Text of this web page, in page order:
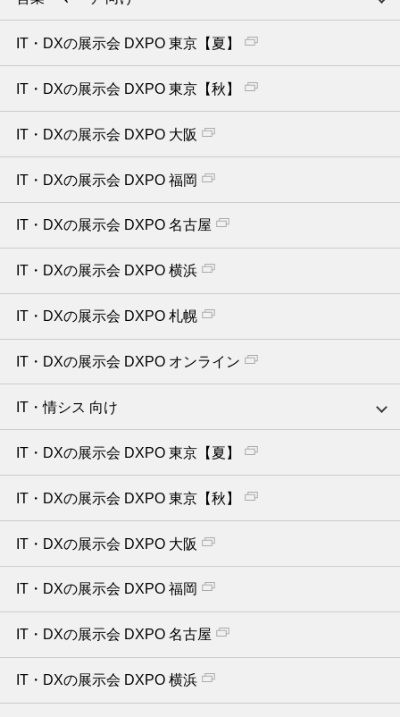
IT・DXの展示会 DXPO 東京【夏】
IT・DXの展示会 DXPO 東京【秋】
IT・DXの展示会 DXPO 大阪
IT・DXの展示会 DXPO 福岡
IT・DXの展示会 DXPO 名古屋
IT・DXの展示会 DXPO 横浜
IT・DXの展示会 DXPO 札幌
IT・DXの展示会 DXPO オンライン
IT・情シス 向け
IT・DXの展示会 DXPO 東京【夏】
IT・DXの展示会 DXPO 東京【秋】
IT・DXの展示会 DXPO 大阪
IT・DXの展示会 DXPO 福岡
IT・DXの展示会 DXPO 名古屋
IT・DXの展示会 DXPO 横浜